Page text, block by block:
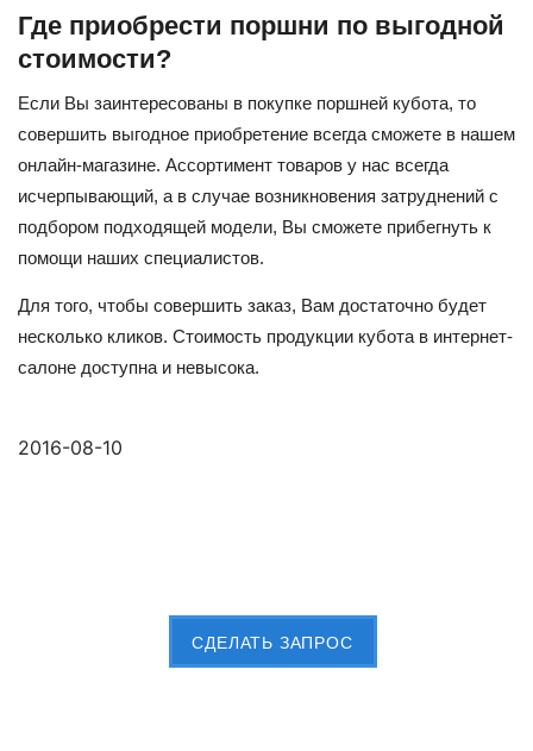
Где приобрести поршни по выгодной
стоимости?
Если Вы заинтересованы в покупке поршней кубота, то
совершить выгодное приобретение всегда сможете в нашем
онлайн-магазине. Ассортимент товаров у нас всегда
исчерпывающий, а в случае возникновения затруднений с
подбором подходящей модели, Вы сможете прибегнуть к
помощи наших специалистов.
Для того, чтобы совершить заказ, Вам достаточно будет
несколько кликов. Стоимость продукции кубота в интернет-
салоне доступна и невысока.
2016-08-10
CДЕЛАТЬ ЗАПРОС